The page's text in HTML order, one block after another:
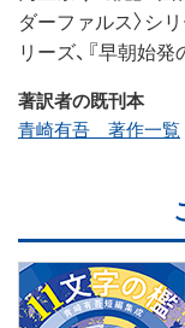
ダーファルス〉シ
リーズ、『早朝始発
著訳者の既刊本
青崎有吾 著作一覧